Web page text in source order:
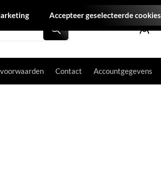
Contact Accountgegevens
Accepteer geselecteerde cookies